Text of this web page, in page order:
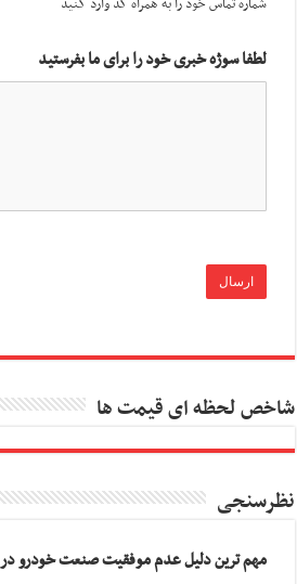
لطفا سوژه خبری خود را برای ما بفرستید
شاخص لحظه ای قیمت ها
نظرسنجی
مهم ترین دلیل عدم موفقیت صنعت خودرو در